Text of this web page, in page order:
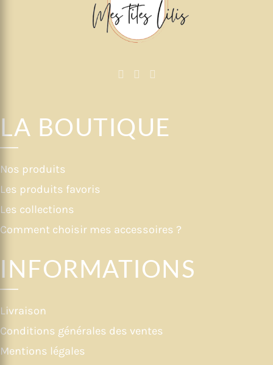
LA BOUTIQUE
Nos produits
Les produits favoris
Les collections
Comment choisir mes accessoires ?
INFORMATIONS
Livraison
Conditions générales des ventes
Mentions légales